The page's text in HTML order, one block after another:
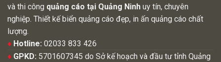
và thi công quảng cáo tại Quảng Ninh uy tín, chuyên
nghiệp. Thiết kế biển quảng cáo đẹp, in ấn quảng cáo chất
lượng.
♦ Hotline: 02033 833 426
♦ GPKD: 5701607345 do Sở kế hoạch và đầu tư tỉnh Quảng